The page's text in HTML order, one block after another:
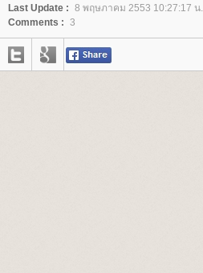
Last Update : 8 พฤษภาคม 2553 10:27:17 น.
Comments : 3